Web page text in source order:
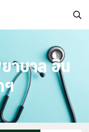
าบาล อิน
ฯ